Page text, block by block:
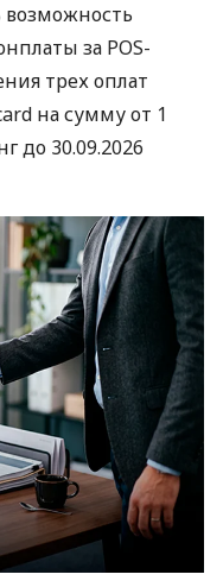
за POS-
трех оплат
на сумму от 1
до 30.09.2026